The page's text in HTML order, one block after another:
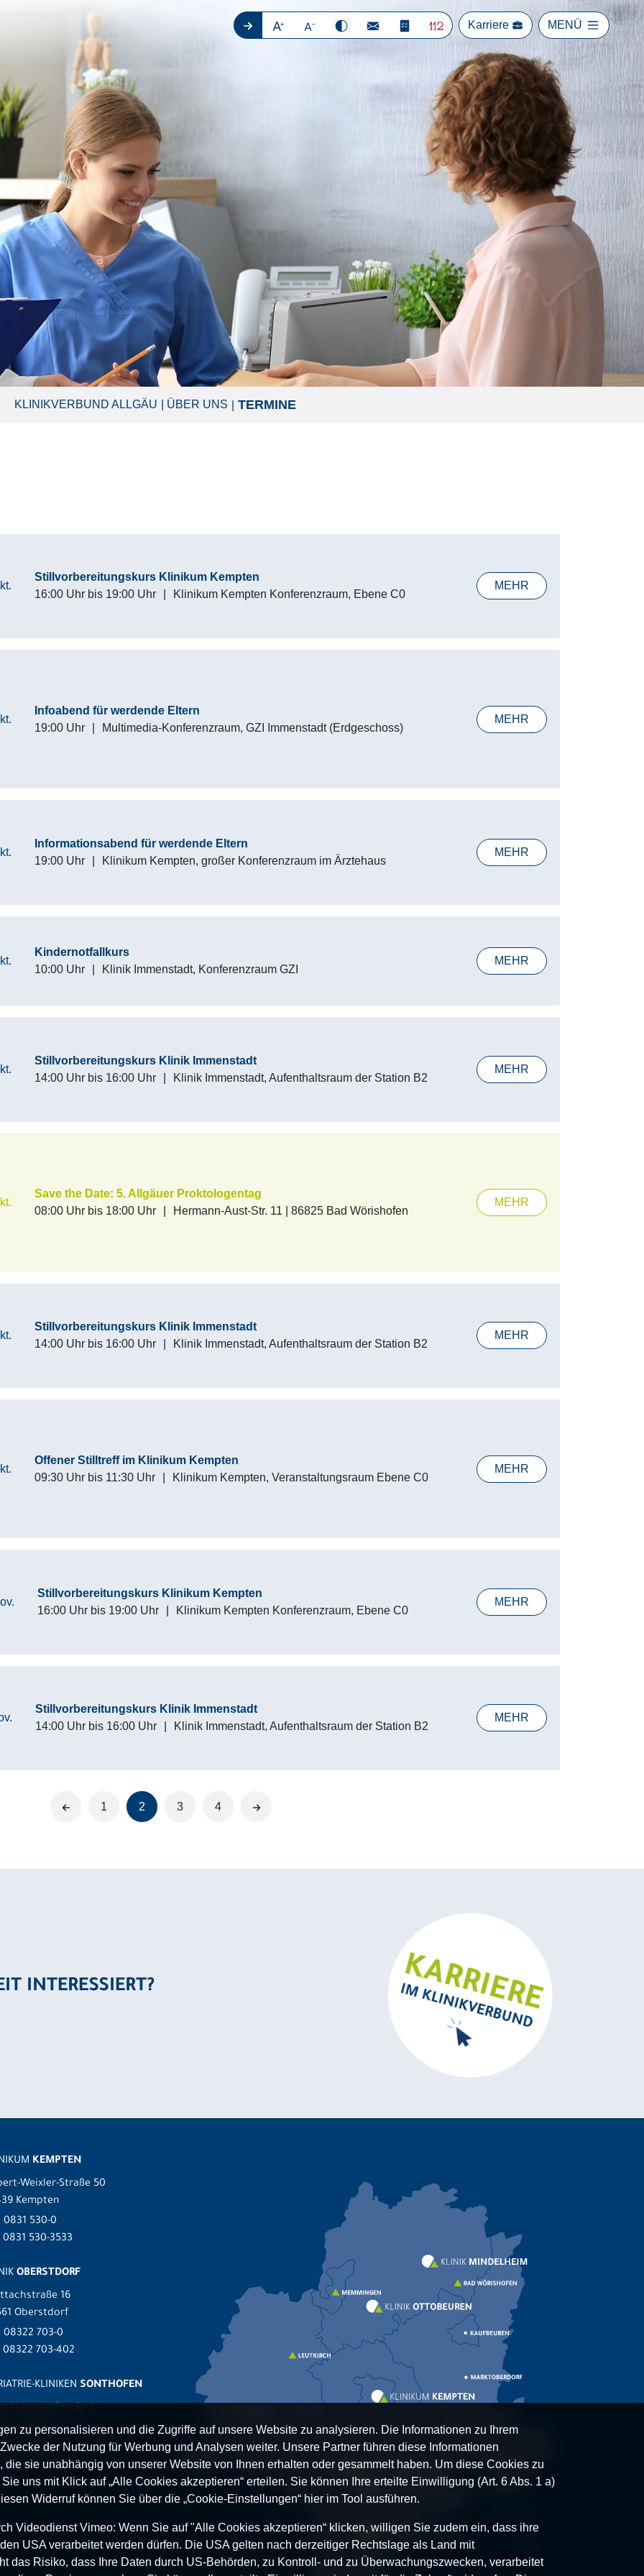
Karriere MENÜ
KLINIKVERBUND ALLGÄU ÜBER UNS TERMINE
Stillvorbereitungskurs Klinikum Kempten
16:00 Uhr bis 19:00 Uhr Klinikum Kempten Konferenzraum, Ebene C0
MEHR
Infoabend für werdende Eltern
19:00 Uhr
Multimedia-Konferenzraum, GZI Immenstadt (Erdgeschoss)
MEHR
Informationsabend für werdende Eltern
19:00 Uhr
Klinikum Kempten, großer Konferenzraum im Ärztehaus
MEHR
Kindernotfallkurs
10:00 Uhr
Klinik Immenstadt, Konferenzraum GZI
MEHR
Stillvorbereitungskurs Klinik Immenstadt
14:00 Uhr bis 16:00 Uhr Klinik Immenstadt, Aufenthaltsraum der Station B2
MEHR
Save the Date: 5. Allgäuer Proktologentag
08:00 Uhr bis 18:00 Uhr Hermann-Aust-Str. 11 | 86825 Bad Wörishofen
MEHR
Stillvorbereitungskurs Klinik Immenstadt
14:00 Uhr bis 16:00 Uhr Klinik Immenstadt, Aufenthaltsraum der Station B2
MEHR
Offener Stilltreff im Klinikum Kempten
09:30 Uhr bis 11:30 Uhr Klinikum Kempten, Veranstaltungsraum Ebene C0
MEHR
Stillvorbereitungskurs Klinikum Kempten
16:00 Uhr bis 19:00 Uhr Klinikum Kempten Konferenzraum, Ebene C0
MEHR
Stillvorbereitungskurs Klinik Immenstadt
14:00 Uhr bis 16:00 Uhr Klinik Immenstadt, Aufenthaltsraum der Station B2
MEHR
vorherige
1 2 3 4
INTERESSIERT?
KEMPTEN
Weixler-Straße 50
Kempten
0831 530-0
0831 530-3533
OBERSTDORF
16
Oberstdorf
08322 703-0
08322 703-402
KLINIKEN SONTHOFEN
Sonthofen
08321 804-0
08321 804-119
zu personalisieren und die Zugriffe auf unsere Website zu analysieren. Die Informationen zu Ihrem
der Nutzung für Werbung und Analysen weiter. Unsere Partner führen diese Informationen
sie unabhängig von unserer Website von Ihnen erhalten oder gesammelt haben. Um diese Cookies zu
uns mit Klick auf „Alle Cookies akzeptieren“ erteilen. Sie können Ihre erteilte Einwilligung (Art. 6 Abs. 1 a)
Widerruf können Sie über die „Cookie-Einstellungen“ hier im Tool ausführen.
Videodienst Vimeo: Wenn Sie auf "Alle Cookies akzeptieren“ klicken, willigen Sie zudem ein, dass ihre
USA verarbeitet werden dürfen. Die USA gelten nach derzeitiger Rechtslage als Land mit
das Risiko, dass Ihre Daten durch US-Behörden, zu Kontroll- und zu Überwachungszwecken, verarbeitet